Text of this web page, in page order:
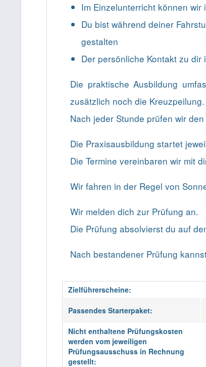
Im Einzelunterricht können
Du bist während deiner
gestalten
Der persönliche Kontakt zu dir
Die praktische Ausbildung
zusätzlich noch die Kreuzpeilung.
Nach jeder Stunde prüfen wir
Die Praxisausbildung startet
Die Termine vereinbaren wir mit
Wir fahren in der Regel von
Wir melden dich zur Prüfung an.
Die Prüfung absolvierst du auf
Nach bestandener Prüfung
Zielführerscheine:
Passendes Starterpaket:
Nicht enthaltene Prüfungskosten
werden vom jeweiligen
Prüfungsausschuss in Rechnung
gestellt: